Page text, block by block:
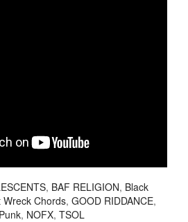
, BAF RELIGION, Black
Wreck Chords, GOOD RIDDANCE,
, NOFX, TSOL